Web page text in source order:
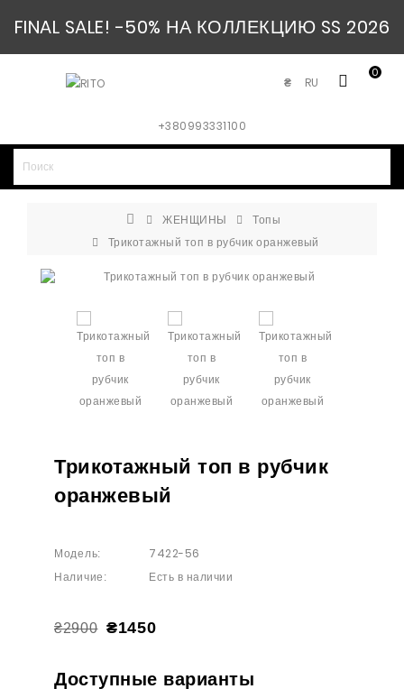
FINAL SALE! -50% НА КОЛЛЕКЦИЮ SS 2026
0
RU
₴
+380993331100
ЖЕНЩИНЫ
Топы
Трикотажный топ в рубчик оранжевый
Трикотажный топ в рубчик
оранжевый
Модель: 7422-56
Наличие: Есть в наличии
₴2900 ₴1450
Доступные варианты